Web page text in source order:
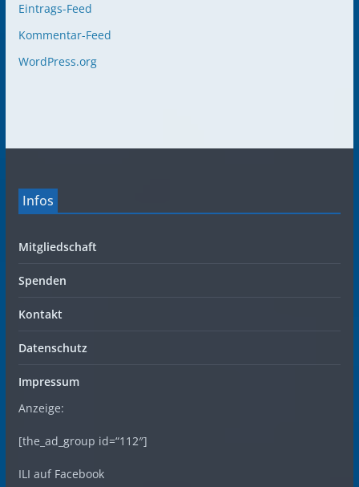
Eintrags-Feed
Kommentar-Feed
WordPress.org
Infos
Mitgliedschaft
Spenden
Kontakt
Datenschutz
Impressum
Anzeige:
[the_ad_group id=“112″]
ILI auf Facebook